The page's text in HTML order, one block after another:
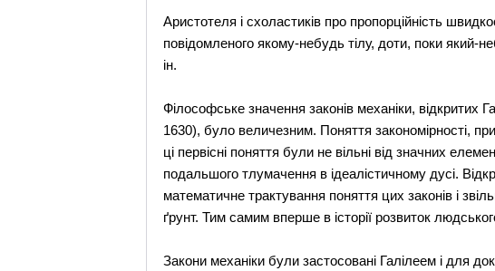
Аристотеля і схоластиків про пропорційність
повідомленого якому-небудь тілу, доти, поки який-
ін.
Філософське значення законів механіки, відкритих
1630), було величезним. Поняття закономірності,
ці первісні поняття були не вільні від значних
подальшого тлумачення в ідеалістичному дусі.
математичне трактування поняття цих законів і
ґрунт. Тим самим вперше в історії розвиток
Закони механіки були застосовані Галілеем і для